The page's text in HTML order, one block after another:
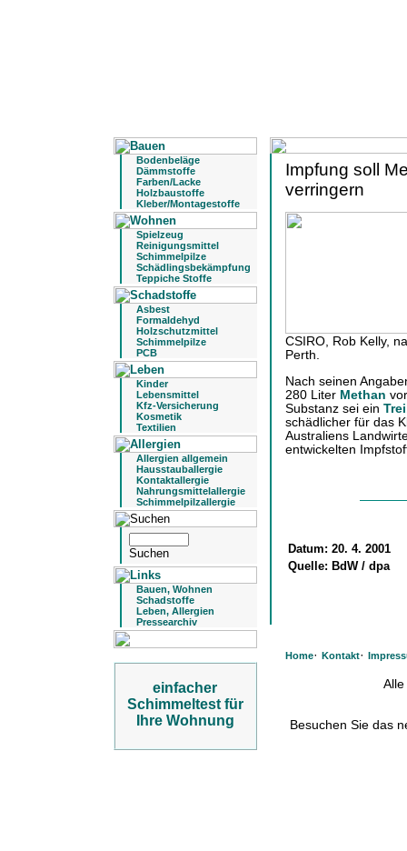
Bodenbeläge
Dämmstoffe
Farben/Lacke
Holzbaustoffe
Kleber/Montagestoffe
Spielzeug
Reinigungsmittel
Schimmelpilze
Schädlingsbekämpfung
Teppiche Stoffe
Asbest
Formaldehyd
Holzschutzmittel
Schimmelpilze
PCB
Kinder
Lebensmittel
Kfz-Versicherung
Kosmetik
Textilien
Allergien allgemein
Hausstauballergie
Kontaktallergie
Nahrungsmittelallergie
Schimmelpilzallergie
Bauen, Wohnen
Schadstoffe
Leben, Allergien
Pressearchiv
einfacher
Schimmeltest für
Ihre Wohnung
Impfung soll
verringern
CSIRO, Rob Kelly,
Perth.
Nach seinen
280 Liter Methan
Substanz sei ein
schädlicher für das
Australiens
entwickelten
Datum: 20. 4. 2001
Quelle: BdW / dpa
Home· Kontakt·
Besuchen Sie das